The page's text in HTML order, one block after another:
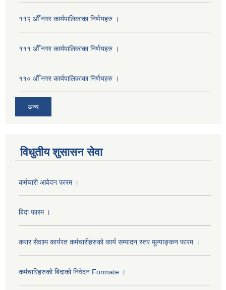
११२ औँ नगर कार्यपालिकाका निर्णयहरु ।
१११ औँ नगर कार्यपालिकाका निर्णयहरु ।
११० औँ नगर कार्यपालिकाका निर्णयहरु ।
अन्य
विधुतीय शुसासन सेवा
कर्मचारी आवेदन फारम ।
बिदा फारम ।
करार सेवााम कार्यरत कर्मचारीहरुको कार्य सम्पादन स्तर मूल्याङ्कन फारम ।
कर्मचारिहरुको बिदाको निवेदन Formate ।